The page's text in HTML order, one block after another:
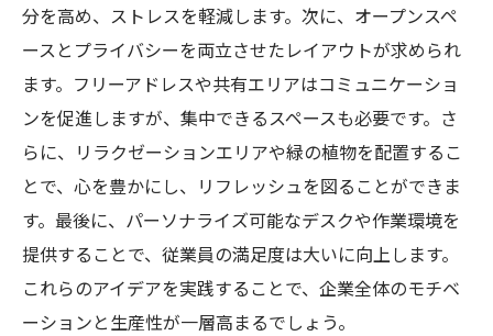
分を高め、ストレスを軽減します。次に、オープンスペ
ースとプライバシーを両立させたレイアウトが求められ
ます。フリーアドレスや共有エリアはコミュニケーショ
ンを促進しますが、集中できるスペースも必要です。さ
らに、リラクゼーションエリアや緑の植物を配置するこ
とで、心を豊かにし、リフレッシュを図ることができま
す。最後に、パーソナライズ可能なデスクや作業環境を
提供することで、従業員の満足度は大いに向上します。
これらのアイデアを実践することで、企業全体のモチベ
ーションと生産性が一層高まるでしょう。